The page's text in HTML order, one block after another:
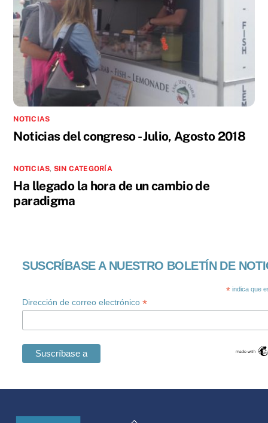
NOTICIAS
Noticias del congreso - Julio, Agosto 2018
NOTICIAS, SIN CATEGORÍA
Ha llegado la hora de un cambio de
paradigma
SUSCRÍBASE A NUESTRO BOLETÍN DE
* indica que
Dirección de correo electrónico*
Volver
Swedish